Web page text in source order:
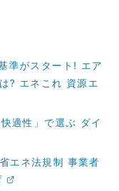
準がスタート! エア
? エネこれ 資源エ
適性」で選ぶ ダイ
エネ法規制 事業者